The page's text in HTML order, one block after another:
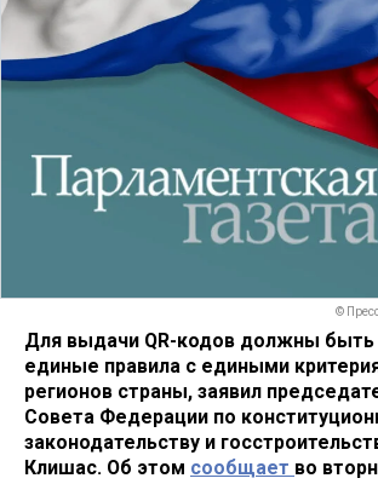
©
Для выдачи QR-кодов должны быть
единые правила с едиными
регионов страны, заявил
Совета Федерации по
законодательству и
Клишас. Об этом сообщает во